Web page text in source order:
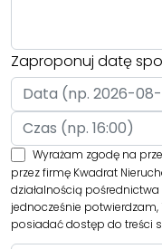
Zaproponuj datę
Wyrażam zgodę na
przez firmę Kwadrat
działalnością
jednocześnie
posiadać dostęp do treści